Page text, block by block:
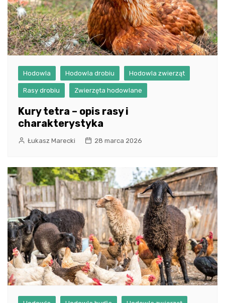
Hodowla Hodowla drobiu Hodowla zwierząt
Rasy drobiu Zwierzęta hodowlane
Kury tetra – opis rasy i
charakterystyka
Łukasz Marecki 28 marca 2026